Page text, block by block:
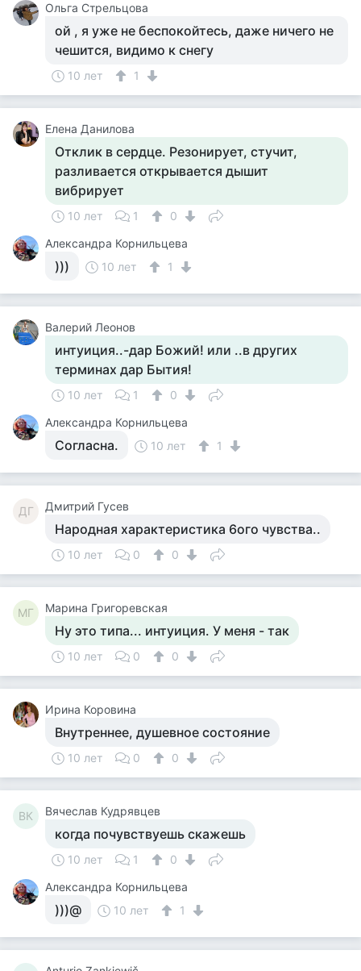
Ольга Cтрельцова
ой , я уже не беспокойтесь, даже ничего не
чешится, видимо к снегу
10 лет 1
Елена Данилова
Отклик в сердце. Резонирует, стучит,
разливается открывается дышит
вибрирует
10 лет 1
0
Александра Корнильцева
))) 10 лет 1
Валерий Леонов
интуиция..-дар Божий! или ..в других
терминах дар Бытия!
10 лет 1
0
Александра Корнильцева
Согласна. 10 лет 1
ДГ Дмитрий Гусев
Народная характеристика 6ого чувства..
10 лет 0 0
МГ Марина Григоревская
Ну это типа... интуиция. У меня - так
10 лет 0 0
Ирина Коровина
Внутреннее, душевное состояние
10 лет 0 0
ВК Вячеслав Кудрявцев
когда почувствуешь скажешь
10 лет 1
0
Александра Корнильцева
)))@ 10 лет 1